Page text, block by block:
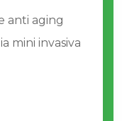
anti aging
mini invasiva